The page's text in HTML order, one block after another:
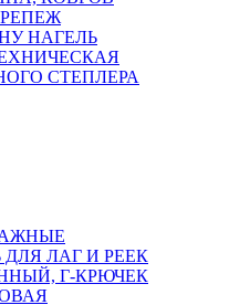
НАГЕЛЬ
СТЕПЛЕРА
ЛАГ И РЕЕК
Г-КРЮЧЕК